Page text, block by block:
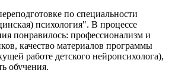
по специальности
психология". В процессе
понравилось: профессионализм и
качество материалов программы
работе детского нейропсихолога),
обучения.